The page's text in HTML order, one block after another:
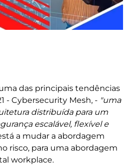
das principais tendências
- Cybersecurity Mesh, - "uma
distribuída para um
escalável, flexível e
a mudar a abordagem
risco, para uma abordagem
workplace.